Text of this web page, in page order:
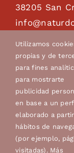
38205 San
Tel. 922 89
Utilizamos
propias y de
para fines
para mostrarte
publicidad
en base a un
elaborado a
hábitos de
(por ejemplo,
visitadas). Más